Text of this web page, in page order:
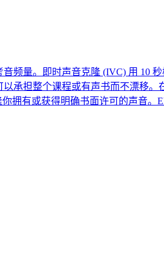
音频量。即时声音克隆 (IVC) 用
承担整个课程或有声书而不漂移。
拥有或获得明确书面许可的声音。